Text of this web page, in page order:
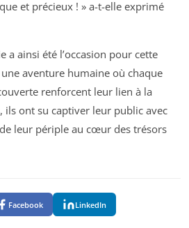
et précieux ! » a-t-elle exprimé
a ainsi été l’occasion pour cette
aventure humaine où chaque
renforcent leur lien à la
ils ont su captiver leur public avec
leur périple au cœur des trésors
Facebook LinkedIn